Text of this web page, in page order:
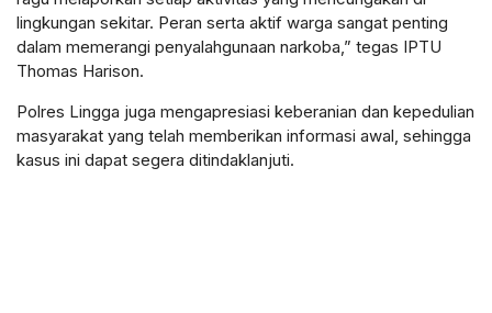
lingkungan sekitar. Peran serta aktif warga sangat penting
dalam memerangi penyalahgunaan narkoba,” tegas IPTU
Thomas Harison.
Polres Lingga juga mengapresiasi keberanian dan kepedulian
masyarakat yang telah memberikan informasi awal, sehingga
kasus ini dapat segera ditindaklanjuti.